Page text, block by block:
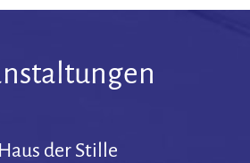
der Stille